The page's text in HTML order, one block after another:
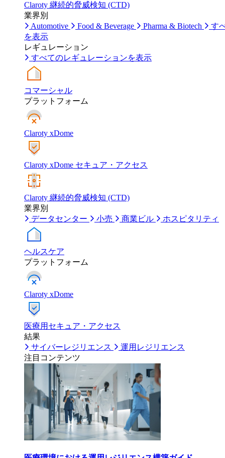
Claroty 継続的脅威検知 (CTD)
業界別
Automotive
Food & Beverage Pharma & Biotech
す
を表示
レギュレーション
すべてのレギュレーションを表示
コマーシャル
プラットフォーム
Claroty xDome
Claroty xDome セキュア・アクセス
Claroty 継続的脅威検知 (CTD)
業界別
データセンター
小売 商業ビル ホスピタリティ
ヘルスケア
プラットフォーム
Claroty xDome
医療用セキュア・アクセス
結果
サイバーレジリエンス
運用レジリエンス
注目コンテンツ